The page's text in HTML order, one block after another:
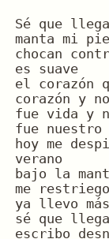
Sé que
manta mi
chocan
es suave
el corazón
corazón y
fue vida y
fue nuestro
hoy me
verano
bajo la
me
ya llevo
sé que
escribo